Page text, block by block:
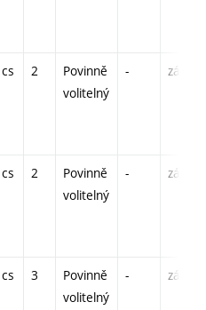
cs 2
Povinně
volitelný
- zá
cs 2
Povinně
volitelný
- zá
cs 3
Povinně
volitelný
- zá,zk